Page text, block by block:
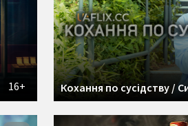
16+ Кохання по сусідству /